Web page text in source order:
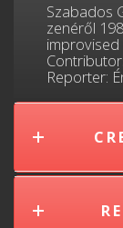
Szabados
zenéről
improvised
Reporter: